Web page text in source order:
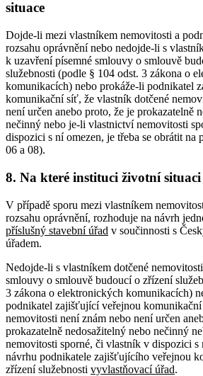
situace
Dojde-li mezi vlastníkem nemovitosti a
rozsahu oprávnění nebo nedojde-li s
k uzavření písemné smlouvy o smlouvě
služebnosti (podle § 104 odst. 3 zákona o
komunikacích) nebo prokáže-li podnikatel
komunikační síť, že vlastník dotčené
není určen anebo proto, že je prokazatelně
nečinný nebo je-li vlastnictví nemovitosti
dispozici s ní omezen, je třeba se obrátit na
06 a 08).
8. Na které instituci životní situaci
V případě sporu mezi vlastníkem
rozsahu oprávnění, rozhoduje na návrh
příslušný stavební úřad v součinnosti s
úřadem.
Nedojde-li s vlastníkem dotčené
smlouvy o smlouvě budoucí o zřízení
3 zákona o elektronických komunikacích)
podnikatel zajišťující veřejnou
nemovitosti není znám nebo není určen
prokazatelně nedosažitelný nebo nečinný
nemovitosti sporné, či vlastník v dispozici s
návrhu podnikatele zajišťujícího veřejnou
zřízení služebnosti vyvlastňovací úřad.